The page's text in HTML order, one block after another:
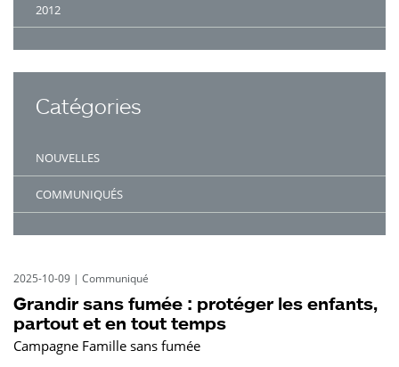
2012
Catégories
NOUVELLES
COMMUNIQUÉS
2025-10-09 | Communiqué
Grandir sans fumée : protéger les enfants,
partout et en tout temps
Campagne Famille sans fumée